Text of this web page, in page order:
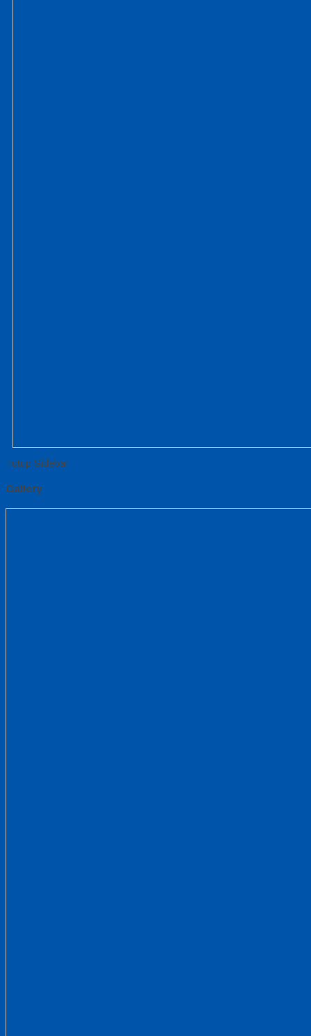
Tutup Sidebar
Gallery